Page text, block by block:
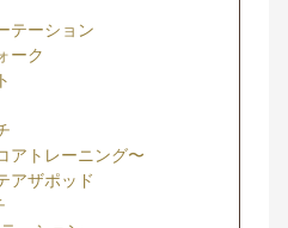
テーション
ーク
アトレーニング〜
アザポッド